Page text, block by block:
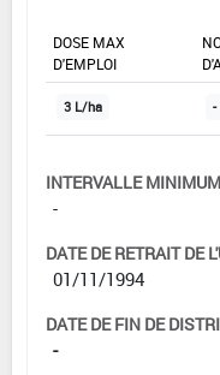
DOSE MAX
D'EMPLOI
3 L/ha -
INTERVALLE
-
DATE DE RETRAIT DE
01/11/1994
DATE DE FIN DE
-